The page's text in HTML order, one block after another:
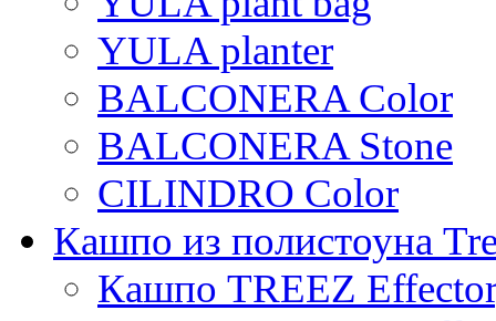
YULA planter
BALCONERA Color
BALCONERA Stone
CILINDRO Color
Кашпо из полистоуна
Кашпо TREEZ